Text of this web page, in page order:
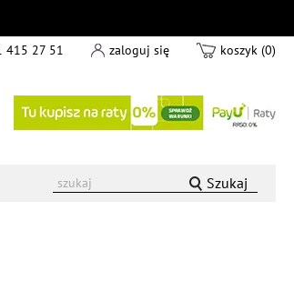
415 27 51 zaloguj się koszyk (0)
Szukaj